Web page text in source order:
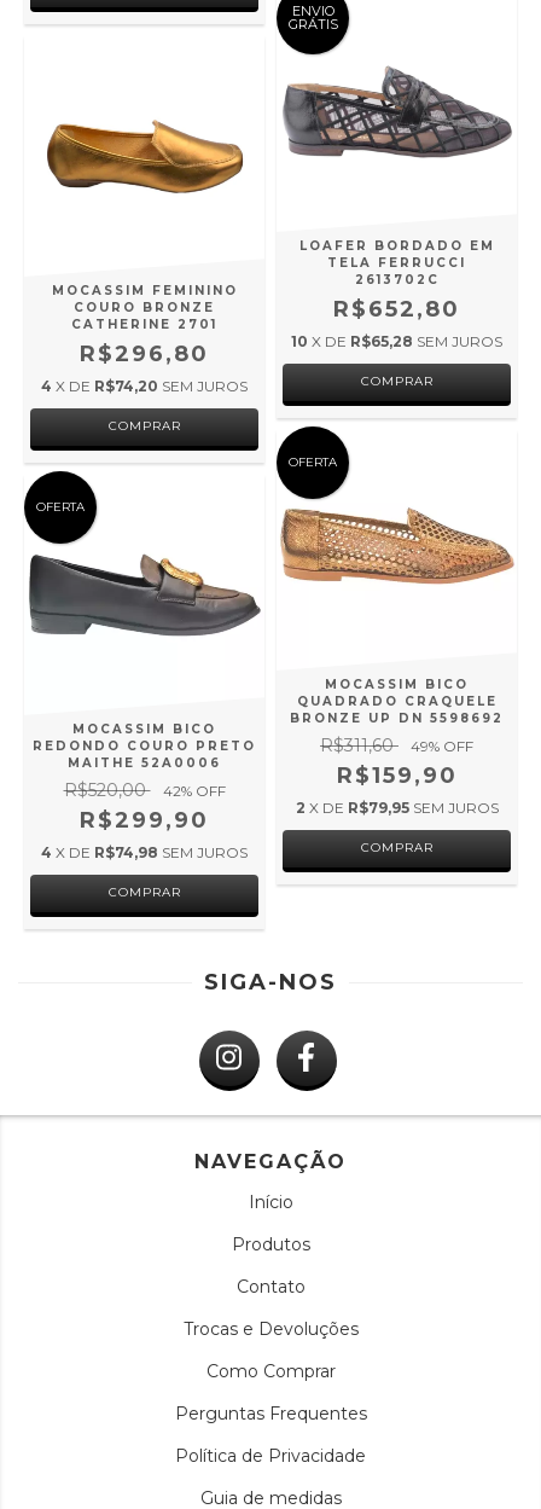
MOCASSIM FEMININO
COURO BRONZE
CATHERINE 2701
R$296,80
4 X DE R$74,20 SEM JUROS
COMPRAR
ENVIO
GRÁTIS
LOAFER BORDADO EM
TELA FERRUCCI
2613702C
R$652,80
10 X DE R$65,28 SEM JUROS
COMPRAR
OFERTA
MOCASSIM BICO
REDONDO COURO PRETO
MAITHE 52A0006
R$520,00 42% OFF
R$299,90
4 X DE R$74,98 SEM JUROS
COMPRAR
OFERTA
MOCASSIM BICO
QUADRADO CRAQUELE
BRONZE UP DN 5598692
R$311,60 49% OFF
R$159,90
2 X DE R$79,95 SEM JUROS
COMPRAR
SIGA-NOS
NAVEGAÇÃO
Início
Produtos
Contato
Trocas e Devoluções
Como Comprar
Perguntas Frequentes
Política de Privacidade
Guia de medidas